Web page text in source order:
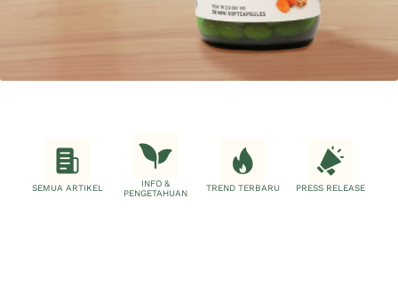
SEMUA ARTIKEL
INFO &
PENGETAHUAN
TREND TERBARU PRESS RELEASE